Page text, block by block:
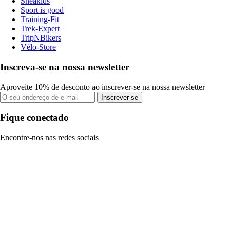
Sport is good
Training-Fit
Trek-Expert
TripNBikers
Vélo-Store
Inscreva-se na nossa newsletter
Aproveite 10% de desconto ao inscrever-se na nossa newsletter
Inscrever-se
Fique conectado
Encontre-nos nas redes sociais